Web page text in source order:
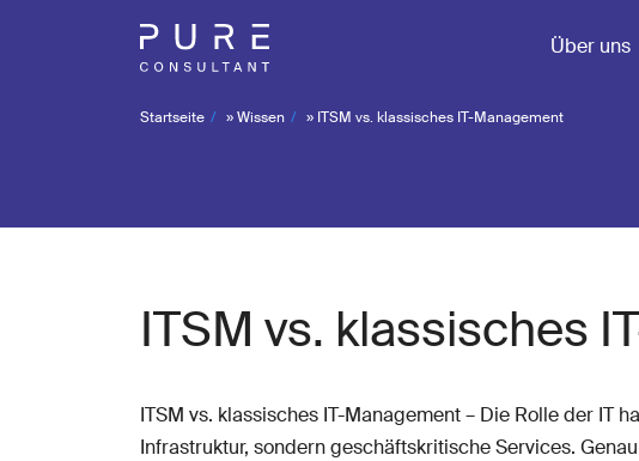
Über uns
Startseite »Wissen » ITSM vs. klassisches IT-Management
ITSM vs. klassisches
ITSM vs. klassisches IT-Management – Die Rolle der
Infrastruktur, sondern geschäftskritische Services.